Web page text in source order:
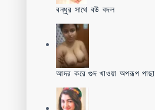
বন্ধুর সাথে বউ বদল
আদর করে গুদ খাওয়া অপরূপ পাছা